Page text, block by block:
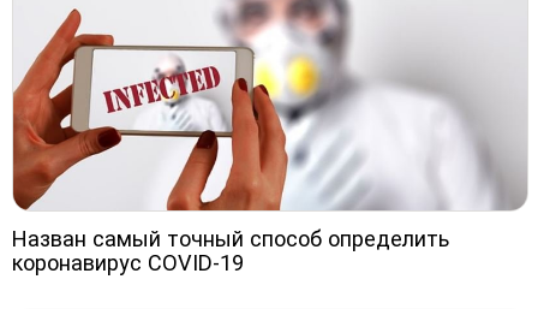
Назван самый точный способ определить
коронавирус COVID-19